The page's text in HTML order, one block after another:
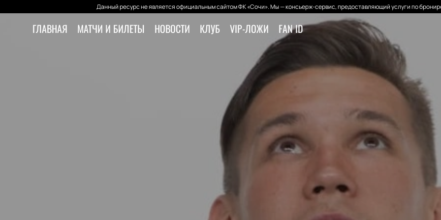
Данный ресурс не является официальным сайтом ФК «Сочи». Мы — консьерж-сервис, предоставляющий услуги по
ГЛАВНАЯ МАТЧИ И БИЛЕТЫ НОВОСТИ КЛУБ VIP-ЛОЖИ FAN ID